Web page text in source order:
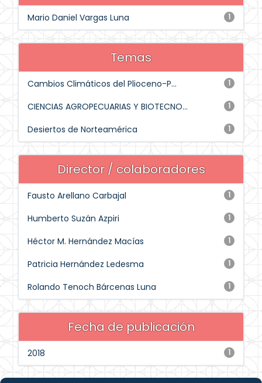
1
Mario Daniel Vargas Luna
Temas
1
Cambios Climáticos del Plioceno-P...
1
CIENCIAS AGROPECUARIAS Y BIOTECNO...
1
Desiertos de Norteamérica
Director / colaboradores
1
Fausto Arellano Carbajal
1
Humberto Suzán Azpiri
1
Héctor M. Hernández Macías
1
Patricia Hernández Ledesma
1
Rolando Tenoch Bárcenas Luna
Fecha de publicación
1
2018